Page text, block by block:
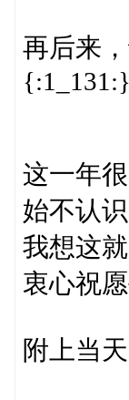
再后来
这一年
始不认
我想这
衷心祝
附上当